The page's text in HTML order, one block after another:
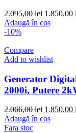
2.095,00lei Prețul
inițial
1.850,00
Adaugă în coș
-10%
Compare
Add to wishlist
Generator
2000i, Putere
2.066,00lei Prețul
inițial
1.850,00
Adaugă în coș
Fara stoc